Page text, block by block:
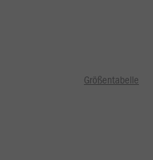
Größentabelle